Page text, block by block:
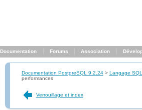
Documentation Forums Association
Documentation PostgreSQL 9.2.24> Langage SQL
performances
Verrouillage et index